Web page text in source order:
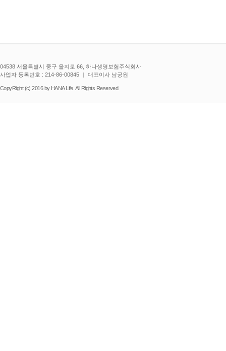
04538 서울특별시 중구 을지로 66, 하나생명보험주식회사
사업자 등록번호 : 214-86-00845
대표이사 남궁원
CopyRight (c) 2016 by HANA Life. All Rights Reserved.